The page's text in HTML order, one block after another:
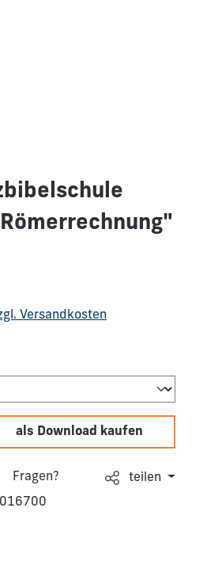
Versandkosten
Gib den gewünschten
als Download kaufen
Fragen?
teilen